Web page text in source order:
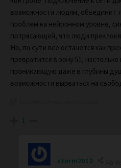
возможности людям, объединит
проблем на нейронном уровне,
потрясающей, что люди
Но, по сути все останется как
превратится в зону 51,
проникающую даже в глубины
возможности вырваться на
1
storm2012